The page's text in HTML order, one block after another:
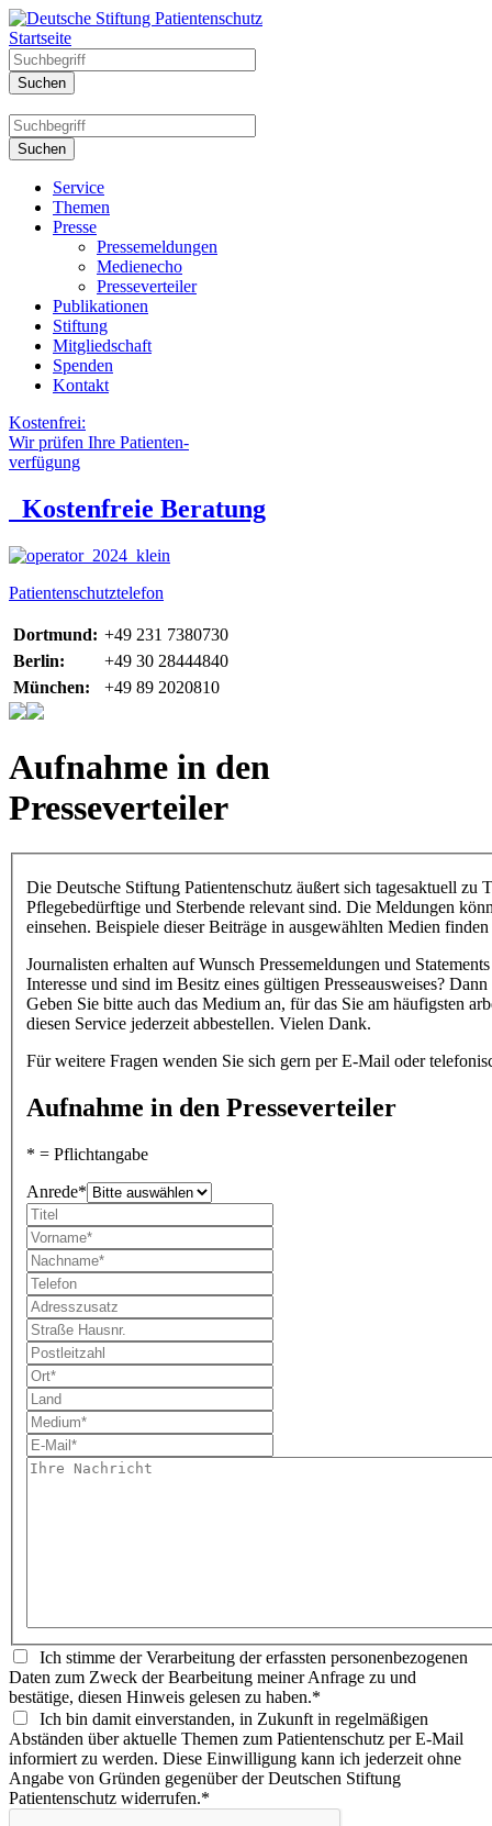
Startseite
Service
Themen
Presse
Pressemeldungen
Medienecho
Presseverteiler
Publikationen
Stiftung
Mitgliedschaft
Spenden
Kontakt
Kostenfrei:
Wir prüfen Ihre Patienten-
verfügung
Kostenfreie Beratung
Patientenschutztelefon
Dortmund: +49 231 7380730
Berlin:
+49 30 28444840
München:
+49 89 2020810
Aufnahme in den
Presseverteiler
Die Deutsche Stiftung Patientenschutz äußert sich tagesaktuell zu
Pflegebedürftige und Sterbende relevant sind. Die Meldungen
einsehen. Beispiele dieser Beiträge in ausgewählten Medien
Journalisten erhalten auf Wunsch Pressemeldungen und
Interesse und sind im Besitz eines gültigen Presseausweises?
Geben Sie bitte auch das Medium an, für das Sie am häufigsten
diesen Service jederzeit abbestellen. Vielen Dank.
Für weitere Fragen wenden Sie sich gern per E-Mail oder
Aufnahme in den Presseverteiler
* = Pflichtangabe
Anrede*
Ich stimme der Verarbeitung der erfassten personenbezogenen
Daten zum Zweck der Bearbeitung meiner Anfrage zu und
bestätige, diesen Hinweis gelesen zu haben.*
Ich bin damit einverstanden, in Zukunft in regelmäßigen
Abständen über aktuelle Themen zum Patientenschutz per E-Mail
informiert zu werden. Diese Einwilligung kann ich jederzeit ohne
Angabe von Gründen gegenüber der Deutschen Stiftung
Patientenschutz widerrufen.*